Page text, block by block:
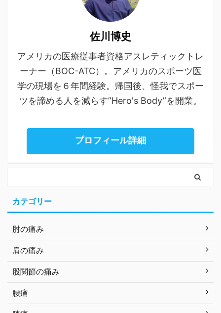
佐川博史
アメリカの医療従事者資格アスレティックトレ
ーナー（BOC-ATC）。アメリカのスポーツ医
学の現場を６年間経験。帰国後、怪我でスポー
ツを諦める人を減らす”Hero's Body”を開業。
プロフィール詳細
カテゴリー
肘の痛み
肩の痛み
股関節の痛み
腰痛